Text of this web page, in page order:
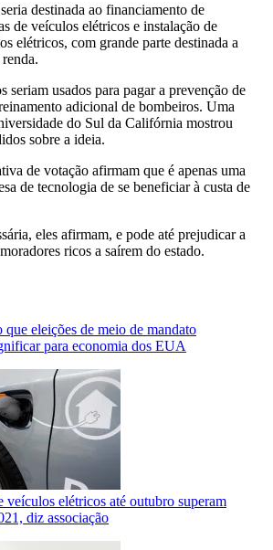
destinada ao financiamento de
de veículos elétricos e instalação de
elétricos, com grande parte destinada a
seriam usados ​​para pagar a prevenção de
adicional de bombeiros. Uma
do Sul da Califórnia mostrou
sobre a ideia.
de votação afirmam que é apenas uma
de tecnologia de se beneficiar à custa de
eles afirmam, e pode até prejudicar a
ricos a saírem do estado.
que eleições de meio de mandato
para economia dos EUA
veículos elétricos até outubro superam
diz associação